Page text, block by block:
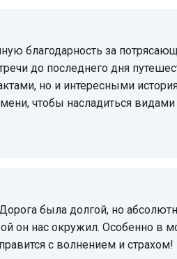
до последнего дня
но и интересными
чтобы насладиться
он нас окружил. Особенно в
с волнением и